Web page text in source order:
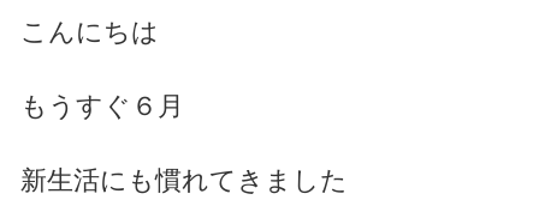
こんにちは
もうすぐ６月
新生活にも慣れてきました